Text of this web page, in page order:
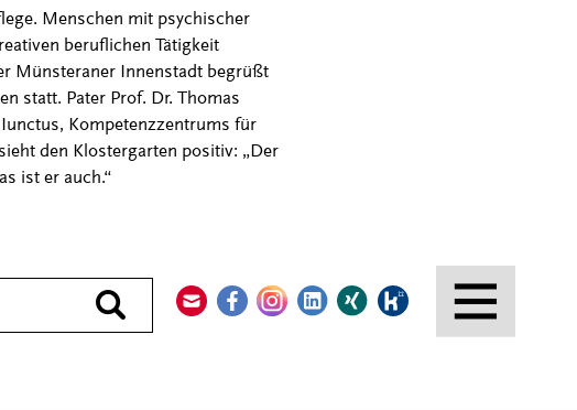
Durchsuchen
Menschen mit psychischer
beruflichen Tätigkeit
Münsteraner Innenstadt begrüßt
statt. Pater Prof. Dr. Thomas
Kompetenzzentrums für
den Klostergarten positiv: „Der
ist er auch.“